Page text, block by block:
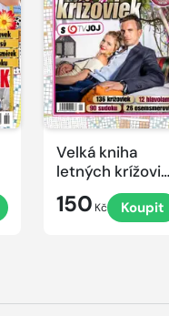
Velká kniha
letných
s TV JOJ 2026
150 Kč Koupit